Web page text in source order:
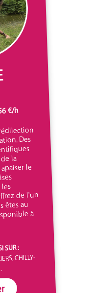
€/h
Des
la
le
de l'un
êtes au
à
SUR :
CHILLY-